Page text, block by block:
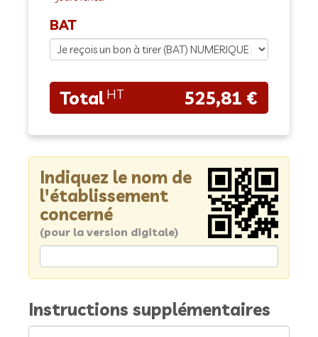
BAT
525,81 €
Indiquez le nom de
l'établissement
concerné
(pour la version digitale)
Instructions supplémentaires